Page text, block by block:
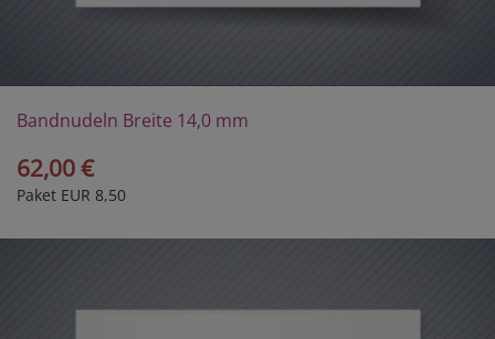
Bandnudeln Breite 14,0 mm
62,00 €
Paket EUR 8,50